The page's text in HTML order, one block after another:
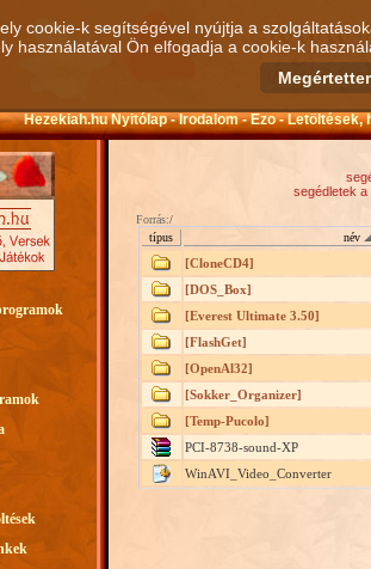
Hezekiah.hu Nyitólap -Irodalom -Ezo -Letöltések,
segédletek a
Forrás:/
típus
név
[CloneCD4]
[DOS_Box]
[Everest Ultimate 3.50]
[FlashGet]
[OpenAl32]
[Sokker_Organizer]
[Temp-Pucolo]
PCI-8738-sound-XP
WinAVI_Video_Converter
cookie-k segítségével nyújtja a
használatával Ön elfogadja a cookie-k